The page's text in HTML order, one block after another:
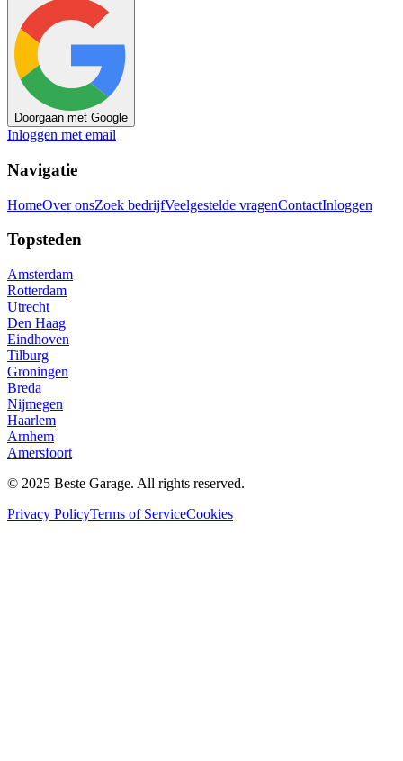
Doorgaan met Google
Inloggen met email
Navigatie
HomeOver onsZoek bedrijfVeelgestelde vragenContactInloggen
Topsteden
Amsterdam
Rotterdam
Utrecht
Den Haag
Eindhoven
Tilburg
Groningen
Breda
Nijmegen
Haarlem
Arnhem
Amersfoort
© 2025 Beste Garage. All rights reserved.
Privacy PolicyTerms of ServiceCookies